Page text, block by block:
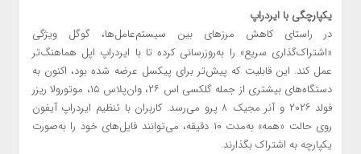
یکپارچگی با ایردراپ
در راستای کاهش مرزهای بین سیستم‌عامل‌ها، گوگل ویژگی
«اشتراک‌گذاری سریع» را به‌روزرسانی کرده تا با ایردراپ اپل هماهنگ‌تر
عمل کند. این قابلیت که پیش‌تر برای پیکسل عرضه شده بود، اکنون به
دستگاه‌های بیشتری از جمله گلکسی اس ۲۶، وان‌پلاس ۱۵، موتورولا ریزر
فولد ۲۰۲۶ و آنر مجیک ۸ پرو می‌رسد. کاربران با تنظیم ایردراپ آیفون
روی حالت «همه» به‌مدت ۱۰ دقیقه، می‌توانند فایل‌های خود را به‌صورت
یکپارچه به اشتراک بگذارند.